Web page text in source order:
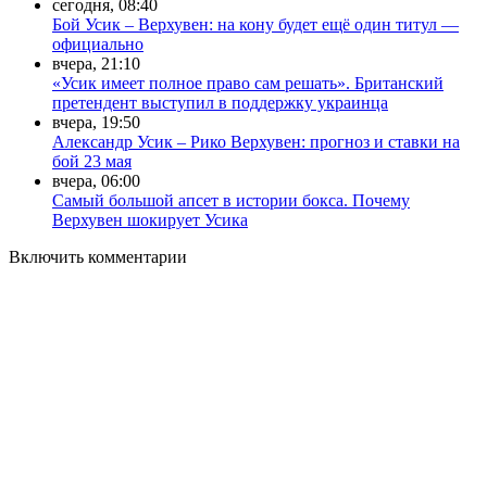
сегодня, 08:40
Бой Усик – Верхувен: на кону будет ещё один титул —
официально
вчера, 21:10
«Усик имеет полное право сам решать». Британский
претендент выступил в поддержку украинца
вчера, 19:50
Александр Усик – Рико Верхувен: прогноз и ставки на
бой 23 мая
вчера, 06:00
Самый большой апсет в истории бокса. Почему
Верхувен шокирует Усика
Включить комментарии